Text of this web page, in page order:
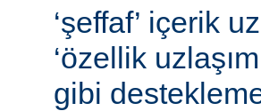
‘şeffaf’ içerik
‘özellik
gibi